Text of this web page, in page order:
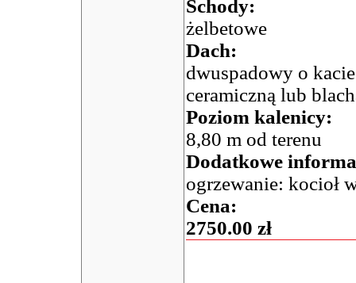
Schody:
żelbetowe
Dach:
dwuspadowy o
ceramiczną lub
Poziom kalenicy:
8,80 m od terenu
Dodatkowe
ogrzewanie: kocioł
Cena:
2750.00 zł